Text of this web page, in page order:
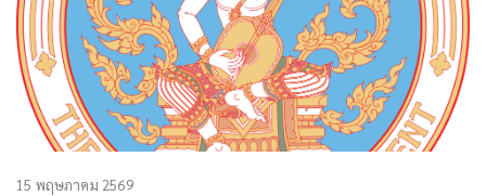
15 พฤษภาคม 2569